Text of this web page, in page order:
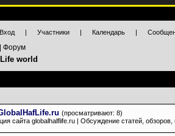
Вход | Участники | Календарь |
Форум
world
(просматривают: 8)
сайта globalhalflife.ru | Обсуждение статей,